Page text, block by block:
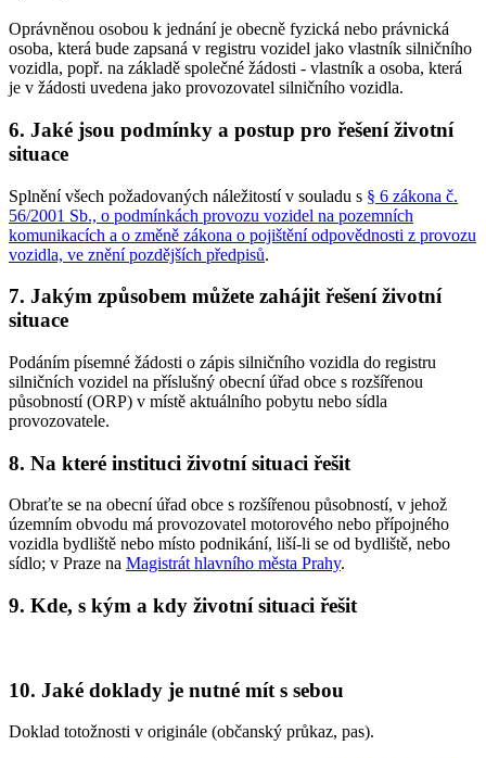
Oprávněnou osobou k jednání je obecně fyzická nebo právnická
osoba, která bude zapsaná v registru vozidel jako vlastník silničního
vozidla, popř. na základě společné žádosti - vlastník a osoba, která
je v žádosti uvedena jako provozovatel silničního vozidla.
6. Jaké jsou podmínky a postup pro řešení životní
situace
Splnění všech požadovaných náležitostí v souladu s § 6 zákona č.
56/2001 Sb., o podmínkách provozu vozidel na pozemních
komunikacích a o změně zákona o pojištění odpovědnosti z provozu
vozidla, ve znění pozdějších předpisů.
7. Jakým způsobem můžete zahájit řešení životní
situace
Podáním písemné žádosti o zápis silničního vozidla do registru
silničních vozidel na příslušný obecní úřad obce s rozšířenou
působností (ORP) v místě aktuálního pobytu nebo sídla
provozovatele.
8. Na které instituci životní situaci řešit
Obraťte se na obecní úřad obce s rozšířenou působností, v jehož
územním obvodu má provozovatel motorového nebo přípojného
vozidla bydliště nebo místo podnikání, liší-li se od bydliště, nebo
sídlo; v Praze na Magistrát hlavního města Prahy.
9. Kde, s kým a kdy životní situaci řešit
10. Jaké doklady je nutné mít s sebou
Doklad totožnosti v originále (občanský průkaz, pas).